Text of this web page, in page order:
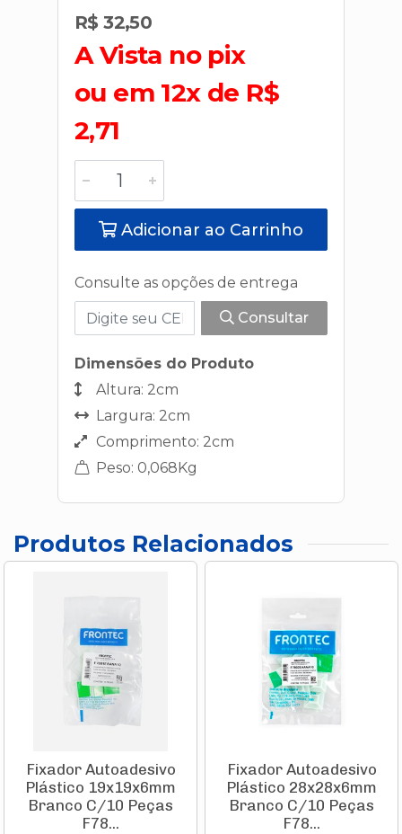
R$ 32,50
A Vista no pix
ou em 12x de R$
2,71
Adicionar ao Carrinho
Consulte as opções de entrega
Consultar
Dimensões do Produto
Altura: 2cm
Largura: 2cm
Comprimento: 2cm
Peso: 0,068Kg
Produtos Relacionados
Fixador Autoadesivo
Plástico 19x19x6mm
Branco C/10 Peças
F78...
Fixador Autoadesivo
Plástico 28x28x6mm
Branco C/10 Peças
F78...